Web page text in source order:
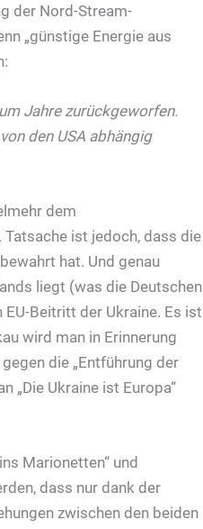
der Nord-Stream-
„günstige Energie aus
Jahre zurückgeworfen.
den USA abhängig
dem
ist jedoch, dass die
hat. Und genau
liegt (was die Deutschen
Beitritt der Ukraine. Es ist
wird man in Erinnerung
die „Entführung der
„Die Ukraine ist Europa“
Marionetten“ und
dass nur dank der
zwischen den beiden